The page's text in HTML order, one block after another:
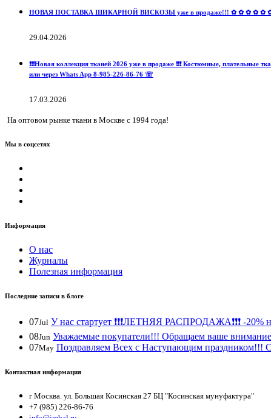
НОВАЯ ПОСТАВКА ШИКАРНОЙ ВИСКОЗЫ уже в продаже!!! ✿ ✿ ✿ ✿ ✿ ✿ ✿
29.04.2026
❗️❗️❗️Новая коллекция тканей 2026 уже в продаже ❗️❗️❗️ Костюмные,
или через Whats App 8-985-226-86-76 ☏
17.03.2026
На оптовом рынке ткани в Москве с 1994 года!
Мы в соцсетях
Информация
О нас
Журналы
Полезная информация
Последние записи в блоге
07Jul У нас стартует ❗️❗️❗️ЛЕТНЯЯ РАСПРОДАЖА❗️❗️❗️ -
08Jun Уважаемые покупатели!!! Обращаем ваше
07May Поздравляем Всех с Наступающим праздником!!!
Контактная информация
г Москва. ул. Большая Косинская 27 БЦ "Косинская мунуфактура"
+7 (985) 226-86-76